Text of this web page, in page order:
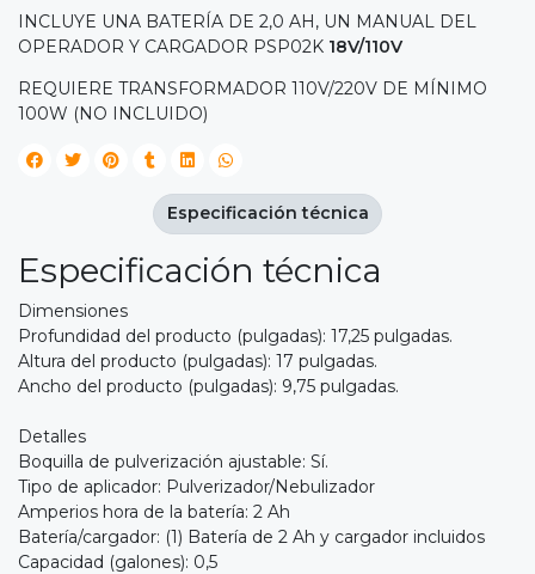
INCLUYE UNA BATERÍA DE 2,0 AH, UN MANUAL DEL
OPERADOR Y CARGADOR PSP02K 18V/110V
REQUIERE TRANSFORMADOR 110V/220V DE MÍNIMO
100W (NO INCLUIDO)
Especificación técnica
Dimensiones
Profundidad del producto (pulgadas): 17,25 pulgadas.
Altura del producto (pulgadas): 17 pulgadas.
Ancho del producto (pulgadas): 9,75 pulgadas.
Detalles
Boquilla de pulverización ajustable: Sí.
Tipo de aplicador: Pulverizador/Nebulizador
Amperios hora de la batería: 2 Ah
Batería/cargador: (1) Batería de 2 Ah y cargador incluidos
Capacidad (galones): 0,5
Especificación técnica